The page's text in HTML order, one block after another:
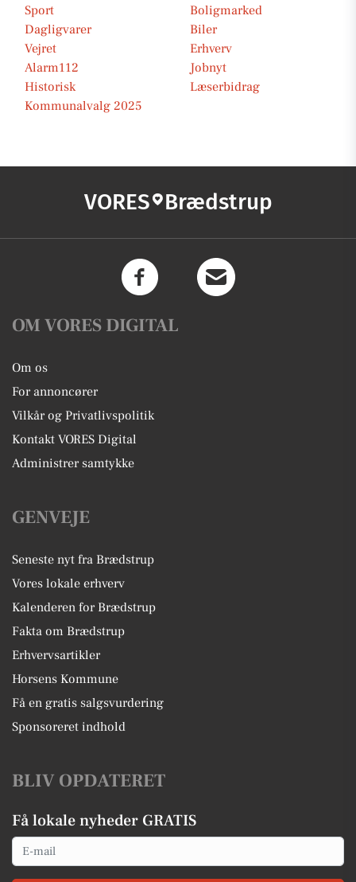
Sport
Boligmarked
Dagligvarer
Biler
Vejret
Erhverv
Alarm112
Jobnyt
Historisk
Læserbidrag
Kommunalvalg 2025
VORES Brædstrup
OM VORES DIGITAL
Om os
For annoncører
Vilkår og Privatlivspolitik
Kontakt VORES Digital
Administrer samtykke
GENVEJE
Seneste nyt fra Brædstrup
Vores lokale erhverv
Kalenderen for Brædstrup
Fakta om Brædstrup
Erhvervsartikler
Horsens Kommune
Få en gratis salgsvurdering
Sponsoreret indhold
BLIV OPDATERET
Få lokale nyheder GRATIS
Email